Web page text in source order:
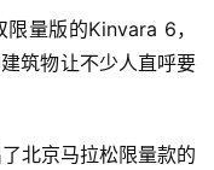
量版的Kinvara 6，
筑物让不少人直呼要
北京马拉松限量款的